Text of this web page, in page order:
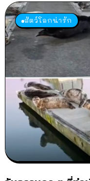
สัตว์โลกน่ารัก